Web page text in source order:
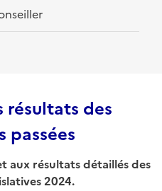
résultats des
passées
aux résultats détaillés des
2024.